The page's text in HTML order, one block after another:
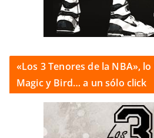
«Los 3 Tenores de la NBA»,
Magic y Bird… a un sólo click